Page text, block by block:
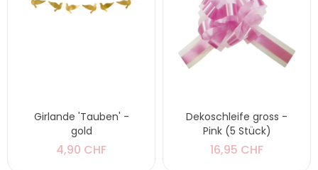
Girlande 'Tauben' -
gold
4,90 CHF
Dekoschleife gross -
Pink (5 Stück)
16,95 CHF